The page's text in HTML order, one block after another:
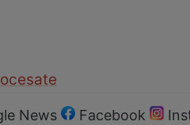
News Facebook